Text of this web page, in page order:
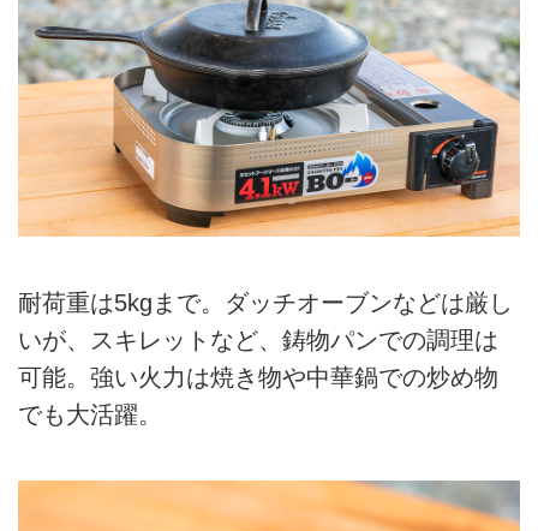
耐荷重は5kgまで。ダッチオーブンなどは厳し
いが、スキレットなど、鋳物パンでの調理は
可能。強い火力は焼き物や中華鍋での炒め物
でも大活躍。